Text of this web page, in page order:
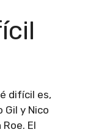
difícil es,
Gil y Nico
El